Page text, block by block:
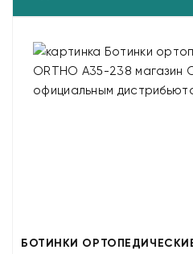
БОТИНКИ ОРТОПЕДИЧЕСКИЕ